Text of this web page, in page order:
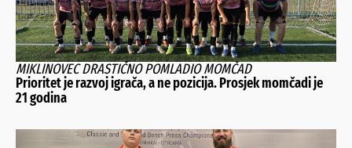
MIKLINOVEC DRASTIČNO POMLADIO MOMČAD
Prioritet je razvoj igrača, a ne pozicija. Prosjek momčadi je
21 godina